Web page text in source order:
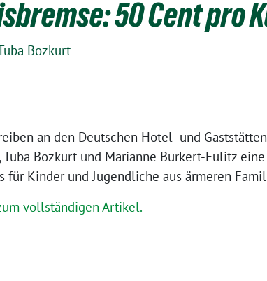
50 Cent pro
Bozkurt
an den Deutschen Hotel- und
Bozkurt und Marianne Burkert-Eulitz
für Kinder und Jugendliche aus ärmeren
vollständigen Artikel.